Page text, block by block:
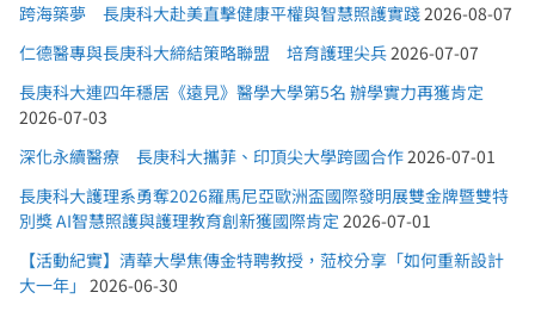
跨海築夢 長庚科大赴美直擊健康平權與智慧照護實踐2026-08-07
仁德醫專與長庚科大締結策略聯盟 培育護理尖兵2026-07-07
長庚科大連四年穩居《遠見》醫學大學第5名 辦學實力再獲肯定
2026-07-03
深化永續醫療 長庚科大攜菲、印頂尖大學跨國合作2026-07-01
長庚科大護理系勇奪2026羅馬尼亞歐洲盃國際發明展雙金牌暨雙特
別獎 AI智慧照護與護理教育創新獲國際肯定 2026-07-01
【活動紀實】清華大學焦傳金特聘教授，蒞校分享「如何重新設計
大一年」 2026-06-30